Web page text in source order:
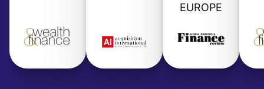
EUROPE